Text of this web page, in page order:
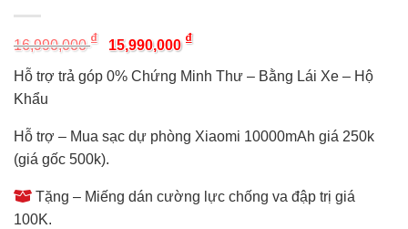
16,990,000₫
Original
price
was:
16,990,000 ₫.
15,990,000 ₫Current
is:
15,990,000 ₫.
Hỗ trợ trả góp 0% Chứng Minh Thư – Bằng Lái Xe – Hộ
Khẩu
Hỗ trợ – Mua sạc dự phòng Xiaomi 10000mAh giá 250k
(giá gốc 500k).
Tặng – Miếng dán cường lực chống va đập trị giá
100K.